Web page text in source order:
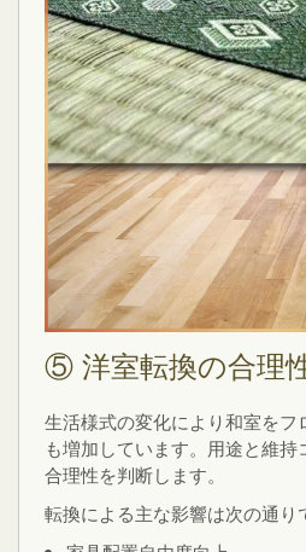
⑤ 洋室転換の合理
生活様式の変化により和室をフ
も増加しています。用途と維
合理性を判断します。
転換による主な影響は次の通り